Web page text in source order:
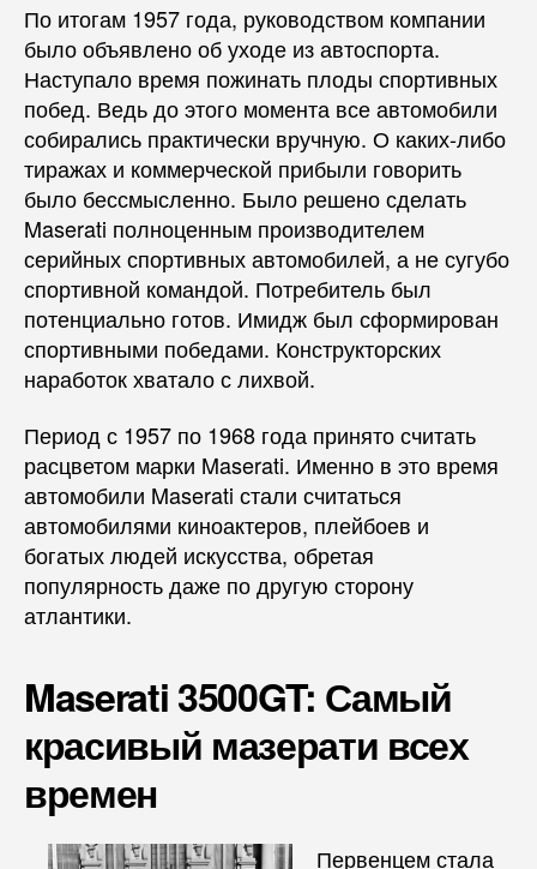
По итогам 1957 года, руководством компании
было объявлено об уходе из автоспорта.
Наступало время пожинать плоды спортивных
побед. Ведь до этого момента все автомобили
собирались практически вручную. О каких-либо
тиражах и коммерческой прибыли говорить
было бессмысленно. Было решено сделать
Maserati полноценным производителем
серийных спортивных автомобилей, а не сугубо
спортивной командой. Потребитель был
потенциально готов. Имидж был сформирован
спортивными победами. Конструкторских
наработок хватало с лихвой.
Период с 1957 по 1968 года принято считать
расцветом марки Maserati. Именно в это время
автомобили Maserati стали считаться
автомобилями киноактеров, плейбоев и
богатых людей искусства, обретая
популярность даже по другую сторону
атлантики.
Maserati 3500GT: Самый
красивый мазерати всех
времен
Первенцем стала